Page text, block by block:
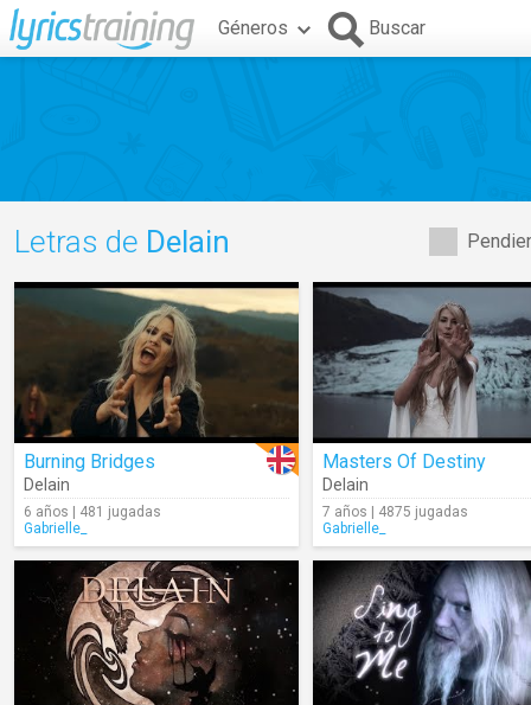
Géneros Buscar
Letras de Delain
Burning Bridges
Delain
6 años | 481 jugadas
Gabrielle_
Masters Of Destiny
Delain
7 años | 4875 jugadas
Gabrielle_